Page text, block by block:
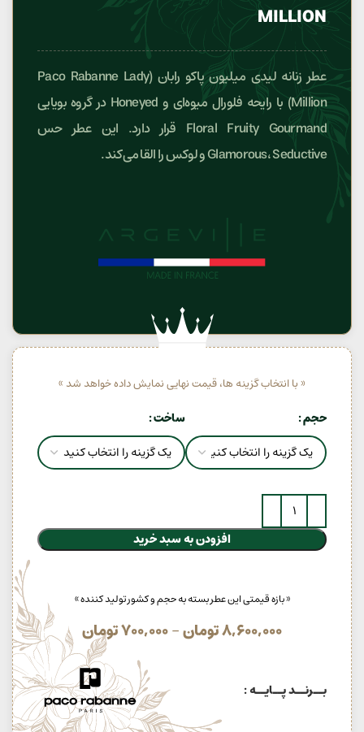
MILLION
عطر زنانه لیدی میلیون پاکو رابان (Paco Rabanne Lady
Million) با رایحه فلورال میوه‌ای و Honeyed در گروه بویایی
Floral Fruity Gourmand قرار دارد. این عطر حس
Glamorous، Seductive و لوکس را القا می‌کند.
« با انتخاب گزینه ها، قیمت نهایی نمایش داده خواهد شد »
حجم ساخت
افزودن به سبد خرید
« بازه قیمتی این عطر بسته به حجم و کشور تولید کننده »
8,600,000تومان–
700,000تومان
بــرنــد پــایــه :